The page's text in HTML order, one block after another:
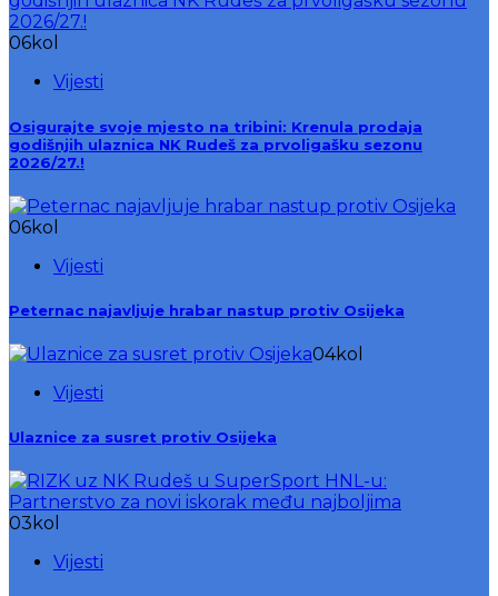
06kol
Vijesti
Osigurajte svoje mjesto na tribini: Krenula prodaja
godišnjih ulaznica NK Rudeš za prvoligašku sezonu
2026/27.!
06kol
Vijesti
Peternac najavljuje hrabar nastup protiv Osijeka
04kol
Vijesti
Ulaznice za susret protiv Osijeka
03 kol
Vijesti